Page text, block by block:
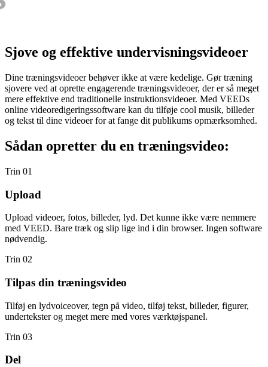
Sjove og effektive undervisningsvideoer
Dine træningsvideoer behøver ikke at være kedelige. Gør træning
sjovere ved at oprette engagerende træningsvideoer, der er så meget
mere effektive end traditionelle instruktionsvideoer. Med VEEDs
online videoredigeringssoftware kan du tilføje cool musik, billeder
og tekst til dine videoer for at fange dit publikums opmærksomhed.
Sådan opretter du en træningsvideo:
Trin 01
Upload
Upload videoer, fotos, billeder, lyd. Det kunne ikke være nemmere
med VEED. Bare træk og slip lige ind i din browser. Ingen software
nødvendig.
Trin 02
Tilpas din træningsvideo
Tilføj en lydvoiceover, tegn på video, tilføj tekst, billeder, figurer,
undertekster og meget mere med vores værktøjspanel.
Trin 03
Del